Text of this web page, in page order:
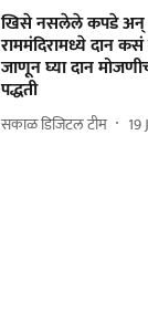
खिसे नसलेले कपडे
राममंदिरामध्ये दान
जाणून घ्या दान
पद्धती
सकाळ डिजिटल टीम